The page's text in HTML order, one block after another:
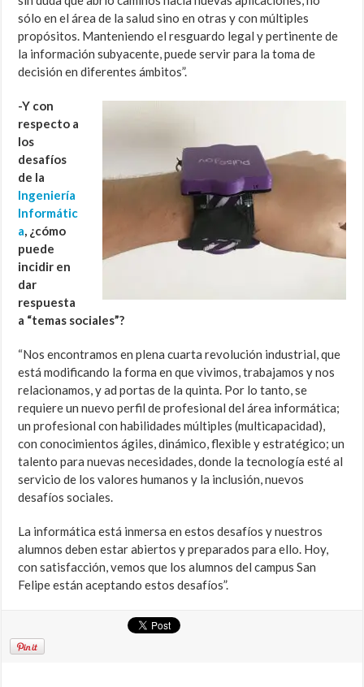
sólo en el área de la salud sino en otras y con múltiples
propósitos. Manteniendo el resguardo legal y pertinente de
la información subyacente, puede servir para la toma de
decisión en diferentes ámbitos”.
-Y con
respecto a
los
desafíos
de la
Ingeniería
Informátic
a, ¿cómo
puede
incidir en
dar
respuesta
a “temas sociales”?
“Nos encontramos en plena cuarta revolución industrial, que
está modificando la forma en que vivimos, trabajamos y nos
relacionamos, y ad portas de la quinta. Por lo tanto, se
requiere un nuevo perfil de profesional del área informática;
un profesional con habilidades múltiples (multicapacidad),
con conocimientos ágiles, dinámico, flexible y estratégico; un
talento para nuevas necesidades, donde la tecnología esté al
servicio de los valores humanos y la inclusión, nuevos
desafíos sociales.
La informática está inmersa en estos desafíos y nuestros
alumnos deben estar abiertos y preparados para ello. Hoy,
con satisfacción, vemos que los alumnos del campus San
Felipe están aceptando estos desafíos”.